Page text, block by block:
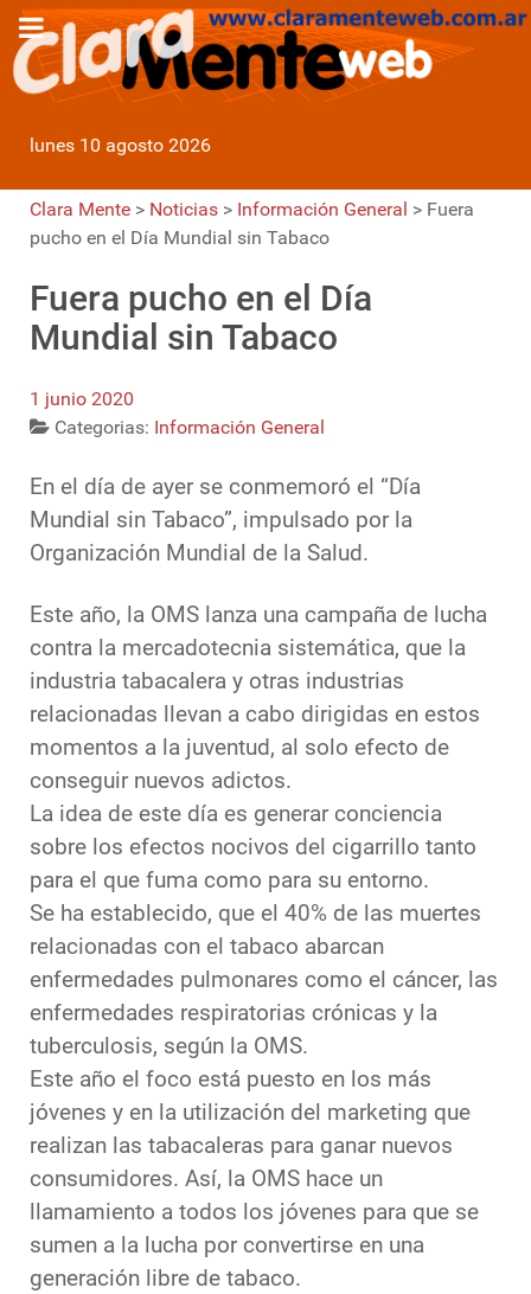
lunes 10 agosto 2026
Clara Mente > Noticias > Información General > Fuera
pucho en el Día Mundial sin Tabaco
Fuera pucho en el Día
Mundial sin Tabaco
1 junio 2020
Categorias: Información General
En el día de ayer se conmemoró el “Día
Mundial sin Tabaco”, impulsado por la
Organización Mundial de la Salud.
Este año, la OMS lanza una campaña de lucha
contra la mercadotecnia sistemática, que la
industria tabacalera y otras industrias
relacionadas llevan a cabo dirigidas en estos
momentos a la juventud, al solo efecto de
conseguir nuevos adictos.
La idea de este día es generar conciencia
sobre los efectos nocivos del cigarrillo tanto
para el que fuma como para su entorno.
Se ha establecido, que el 40% de las muertes
relacionadas con el tabaco abarcan
enfermedades pulmonares como el cáncer, las
enfermedades respiratorias crónicas y la
tuberculosis, según la OMS.
Este año el foco está puesto en los más
jóvenes y en la utilización del marketing que
realizan las tabacaleras para ganar nuevos
consumidores. Así, la OMS hace un
llamamiento a todos los jóvenes para que se
sumen a la lucha por convertirse en una
generación libre de tabaco.